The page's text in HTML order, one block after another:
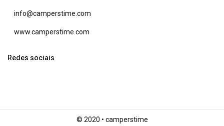
info@camperstime.com
www.camperstime.com
Redes sociais
© 2020 • camperstime